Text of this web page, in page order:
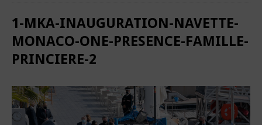
1-MKA-INAUGURATION-NAVETTE-
MONACO-ONE-PRESENCE-FAMILLE-
PRINCIERE-2